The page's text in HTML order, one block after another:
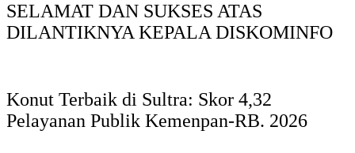
SELAMAT DAN SUKSES ATAS
DILANTIKNYA KEPALA DISKOMINFO
Konut Terbaik di Sultra: Skor 4,32
Pelayanan Publik Kemenpan-RB. 2026